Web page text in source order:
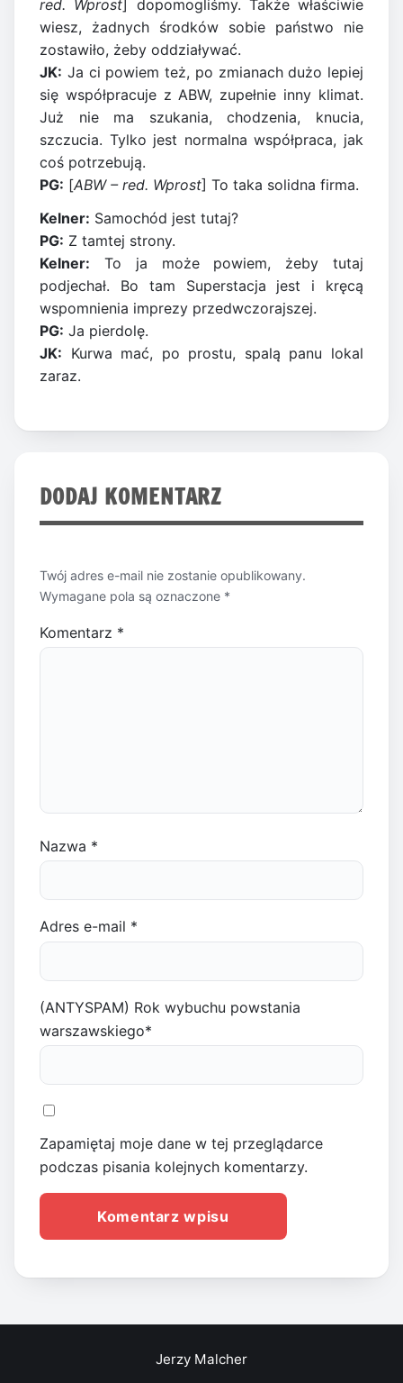
red. Wprost] dopomogliśmy. Także właściwie
wiesz, żadnych środków sobie państwo nie
zostawiło, żeby oddziaływać.
JK: Ja ci powiem też, po zmianach dużo lepiej
się współpracuje z ABW, zupełnie inny klimat.
Już nie ma szukania, chodzenia, knucia,
szczucia. Tylko jest normalna współpraca, jak
coś potrzebują.
PG: [ABW – red. Wprost] To taka solidna firma.
Kelner: Samochód jest tutaj?
PG: Z tamtej strony.
Kelner: To ja może powiem, żeby tutaj
podjechał. Bo tam Superstacja jest i kręcą
wspomnienia imprezy przedwczorajszej.
PG: Ja pierdolę.
JK: Kurwa mać, po prostu, spalą panu lokal
zaraz.
DODAJ KOMENTARZ
Twój adres e-mail nie zostanie opublikowany.
Wymagane pola są oznaczone *
Komentarz *
Nazwa *
Adres e-mail *
(ANTYSPAM) Rok wybuchu powstania
warszawskiego*
Zapamiętaj moje dane w tej przeglądarce
podczas pisania kolejnych komentarzy.
Jerzy Malcher